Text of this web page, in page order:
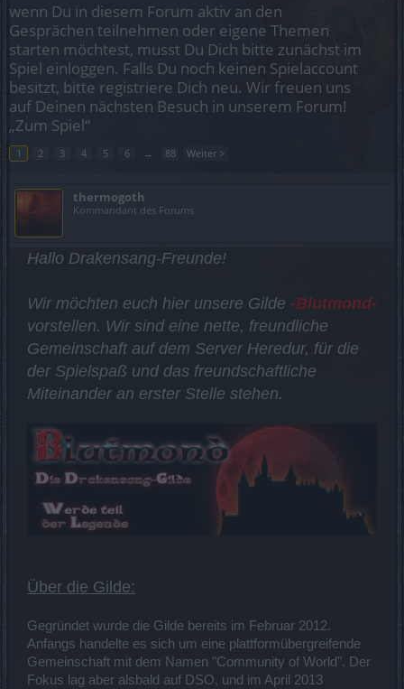
wenn Du in diesem Forum aktiv an den
Gesprächen teilnehmen oder eigene Themen
starten möchtest, musst Du Dich bitte zunächst im
Spiel einloggen. Falls Du noch keinen Spielaccount
besitzt, bitte registriere Dich neu. Wir freuen uns
auf Deinen nächsten Besuch in unserem Forum!
„Zum Spiel“
1 2 3 4 5 6 → 88 Weiter >
thermogoth
Kommandant des Forums
Hallo Drakensang-Freunde!
Wir möchten euch hier unsere Gilde -Blutmond-
vorstellen. Wir sind eine nette, freundliche
Gemeinschaft auf dem Server Heredur, für die
der Spielspaß und das freundschaftliche
Miteinander an erster Stelle stehen.
Über die Gilde:
Gegründet wurde die Gilde bereits im Februar 2012.
Anfangs handelte es sich um eine plattformübergreifende
Gemeinschaft mit dem Namen "Community of World". Der
Fokus lag aber alsbald auf DSO, und im April 2013